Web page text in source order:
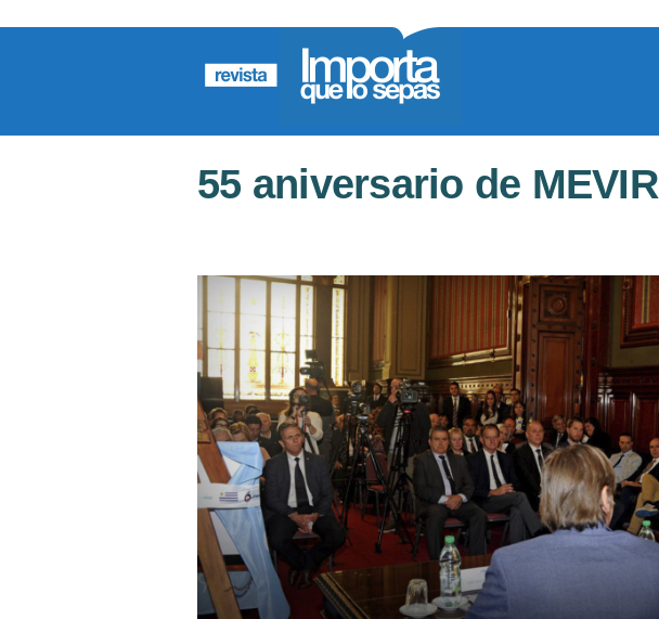
55 aniversario de MEVIR